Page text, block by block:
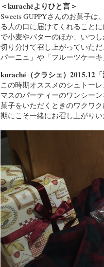
＜kurachéよりひと言＞
Sweets GUPPYさんのお菓子
る人の口に届けてくれること
で小麦やバターのほか、いつ
切り分けて召し上がっていた
パーニュ」や「フルーツケー
kuraché（クラシェ）2015.12
この時期オススメのシュトー
マスのパーティーのワンシー
菓子をいただくときのワクワ
期にこそ一緒にお召し上がりい